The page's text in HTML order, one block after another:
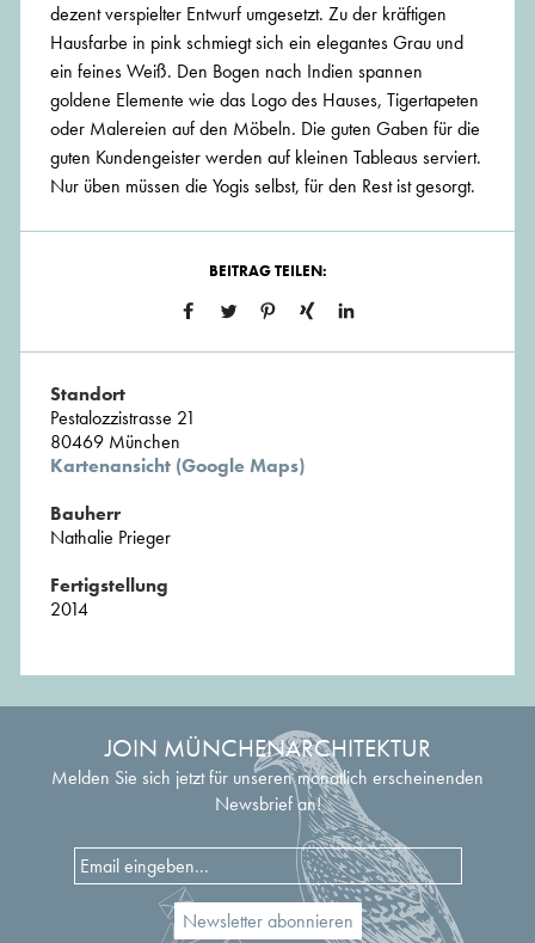
dezent verspielter Entwurf umgesetzt. Zu der kräftigen
Hausfarbe in pink schmiegt sich ein elegantes Grau und
ein feines Weiß. Den Bogen nach Indien spannen
goldene Elemente wie das Logo des Hauses, Tigertapeten
oder Malereien auf den Möbeln. Die guten Gaben für die
guten Kundengeister werden auf kleinen Tableaus serviert.
Nur üben müssen die Yogis selbst, für den Rest ist gesorgt.
BEITRAG TEILEN:
Standort
Pestalozzistrasse 21
80469 München
Kartenansicht (Google Maps)
Bauherr
Nathalie Prieger
Fertigstellung
2014
JOIN MÜNCHENARCHITEKTUR
Melden Sie sich jetzt für unseren monatlich erscheinenden
Newsbrief an!